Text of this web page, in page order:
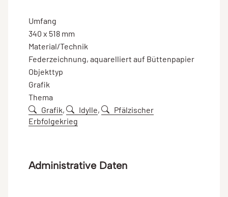
Umfang
340 x 518 mm
Material/Technik
Federzeichnung, aquarelliert auf Büttenpapier
Objekttyp
Grafik
Thema
Grafik, Idylle,
Pfälzischer
Erbfolgekrieg
Administrative Daten